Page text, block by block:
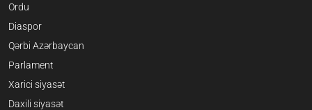
Ordu
Diaspor
Qərbi Azərbaycan
Parlament
Xarici siyasət
Daxili siyasət